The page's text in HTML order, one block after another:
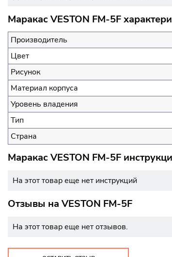
Маракас VESTON FM-5F
Производитель
Цвет
Рисунок
Материал корпуса
Уровень владения
Тип
Страна
Маракас VESTON FM-5F
На этот товар еще нет инструкций
Отзывы на VESTON FM-5F
На этот товар еще нет отзывов.